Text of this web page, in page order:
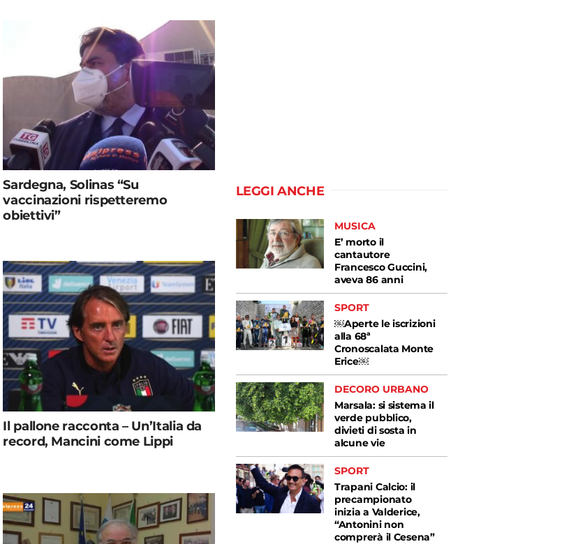
Sardegna, Solinas “Su
vaccinazioni rispetteremo
obiettivi”
Il pallone racconta – Un’Italia da
record, Mancini come Lippi
LEGGI ANCHE
MUSICA
E’ morto il
cantautore
Francesco Guccini,
aveva 86 anni
SPORT
￼Aperte le iscrizioni
alla 68ª
Cronoscalata Monte
Erice￼
DECORO URBANO
Marsala: si sistema il
verde pubblico,
divieti di sosta in
alcune vie
SPORT
Trapani Calcio: il
precampionato
inizia a Valderice,
“Antonini non
comprerà il Cesena”